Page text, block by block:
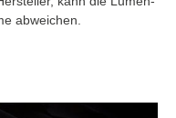
abweichen.